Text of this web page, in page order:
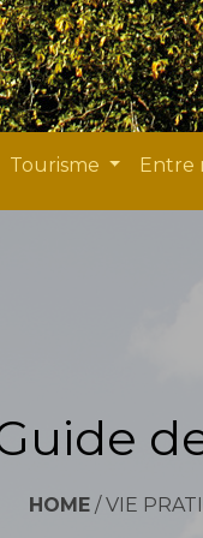
Tourisme Entre
HOME /VIE